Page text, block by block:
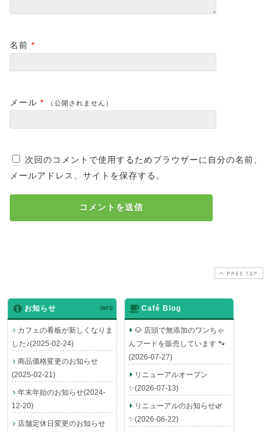
名前 *
メール * （公開されません）
次回のコメントで使用するためブラウザーに自分の名前、
メールアドレス、サイトを保存する。
PAGE TOP
お知らせ INFO
カフェの看板が新しくなりま
した♪(2025-02-24)
商品価格変更のお知らせ
(2025-02-21)
年末年始のお知らせ(2024-
12-20)
店舗定休日変更のお知らせ
Café Blog
🐶 店頭で無添加のワンちゃ
んフードを販売しています 🐾
(2026-07-27)
リニューアルオープン
✨(2026-07-13)
リニューアルのお知らせ🌿
✨(2026-06-22)